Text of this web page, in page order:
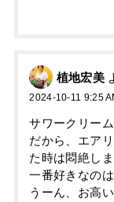
植地宏美
2024-10-11 9:25
サワークリー
だから、エア
た時は悶絶しま
一番好きなの
うーん、お高